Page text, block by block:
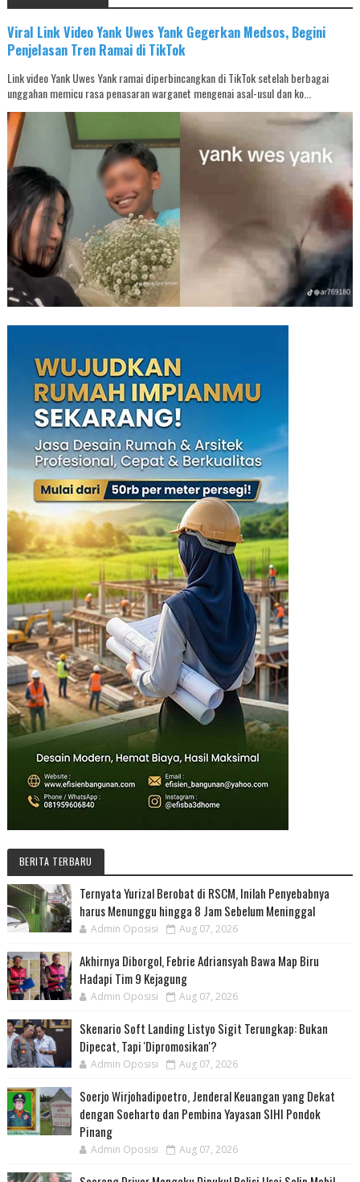
Viral Link Video Yank Uwes Yank Gegerkan Medsos, Begini
Penjelasan Tren Ramai di TikTok
Link video Yank Uwes Yank ramai diperbincangkan di TikTok setelah berbagai
unggahan memicu rasa penasaran warganet mengenai asal-usul dan ko...
BERITA TERBARU
Ternyata Yurizal Berobat di RSCM, Inilah Penyebabnya
harus Menunggu hingga 8 Jam Sebelum Meninggal
Admin Oposisi Aug 07, 2026
Akhirnya Diborgol, Febrie Adriansyah Bawa Map Biru
Hadapi Tim 9 Kejagung
Admin Oposisi Aug 07, 2026
Skenario Soft Landing Listyo Sigit Terungkap: Bukan
Dipecat, Tapi 'Dipromosikan'?
Admin Oposisi Aug 07, 2026
Soerjo Wirjohadipoetro, Jenderal Keuangan yang Dekat
dengan Soeharto dan Pembina Yayasan SIHI Pondok
Pinang
Admin Oposisi Aug 07, 2026